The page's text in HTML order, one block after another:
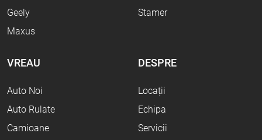
Geely
Maxus
Stamer
VREAU
Auto Noi
Auto Rulate
Camioane
DESPRE
Locații
Echipa
Servicii